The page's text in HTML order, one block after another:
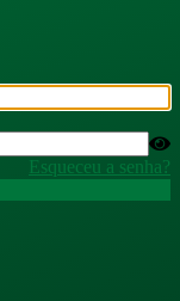
Esqueceu a senha?